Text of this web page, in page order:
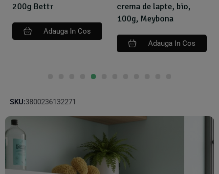
200g Bettr
Adauga In Cos
crema de lapte, bio,
100g, Meybona
Adauga In Cos
SKU:3800236132271